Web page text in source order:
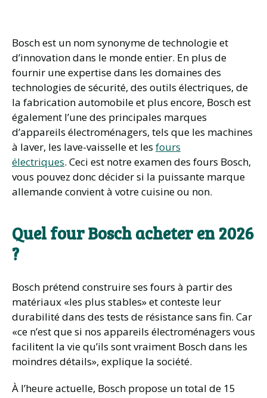
Bosch est un nom synonyme de technologie et
d’innovation dans le monde entier. En plus de
fournir une expertise dans les domaines des
technologies de sécurité, des outils électriques, de
la fabrication automobile et plus encore, Bosch est
également l’une des principales marques
d’appareils électroménagers, tels que les machines
à laver, les lave-vaisselle et les fours
électriques. Ceci est notre examen des fours Bosch,
vous pouvez donc décider si la puissante marque
allemande convient à votre cuisine ou non.
Quel four Bosch acheter en 2026
?
Bosch prétend construire ses fours à partir des
matériaux «les plus stables» et conteste leur
durabilité dans des tests de résistance sans fin. Car
«ce n’est que si nos appareils électroménagers vous
facilitent la vie qu’ils sont vraiment Bosch dans les
moindres détails», explique la société.
À l’heure actuelle, Bosch propose un total de 15